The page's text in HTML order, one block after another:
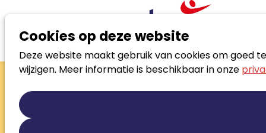
Cookies op deze website
Deze website maakt gebruik van cookies om goed
wijzigen. Meer informatie is beschikbaar in onze
Zoek loopbaanspecialist
Willem Tijs
Loopbaancoach/burn-out coach
Loopbaanontwikkeling